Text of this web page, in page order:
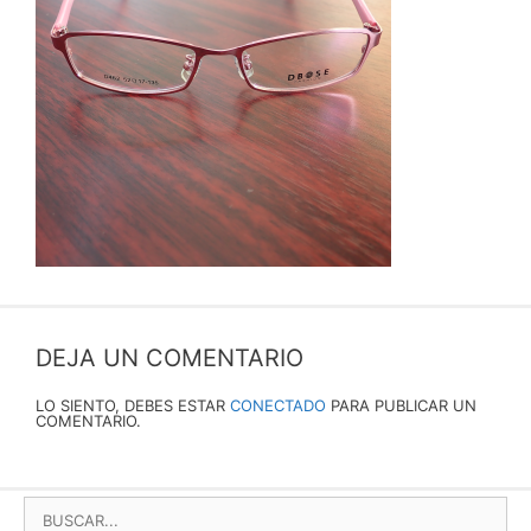
DEJA UN COMENTARIO
LO SIENTO, DEBES ESTAR CONECTADO PARA PUBLICAR UN
COMENTARIO.
BUSCAR: